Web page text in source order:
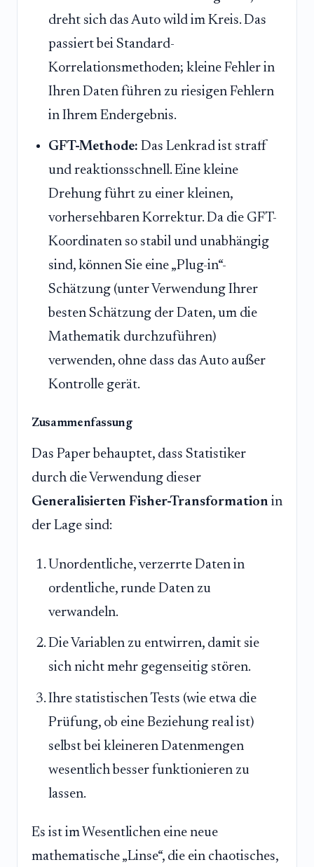
dreht sich das Auto wild im Kreis. Das
passiert bei Standard-
Korrelationsmethoden; kleine Fehler in
Ihren Daten führen zu riesigen Fehlern
in Ihrem Endergebnis.
GFT-Methode: Das Lenkrad ist straff
und reaktionsschnell. Eine kleine
Drehung führt zu einer kleinen,
vorhersehbaren Korrektur. Da die GFT-
Koordinaten so stabil und unabhängig
sind, können Sie eine „Plug-in“-
Schätzung (unter Verwendung Ihrer
besten Schätzung der Daten, um die
Mathematik durchzuführen)
verwenden, ohne dass das Auto außer
Kontrolle gerät.
Zusammenfassung
Das Paper behauptet, dass Statistiker
durch die Verwendung dieser
Generalisierten Fisher-Transformation in
der Lage sind:
Unordentliche, verzerrte Daten in
ordentliche, runde Daten zu
verwandeln.
Die Variablen zu entwirren, damit sie
sich nicht mehr gegenseitig stören.
Ihre statistischen Tests (wie etwa die
Prüfung, ob eine Beziehung real ist)
selbst bei kleineren Datenmengen
wesentlich besser funktionieren zu
lassen.
Es ist im Wesentlichen eine neue
mathematische „Linse“, die ein chaotisches,